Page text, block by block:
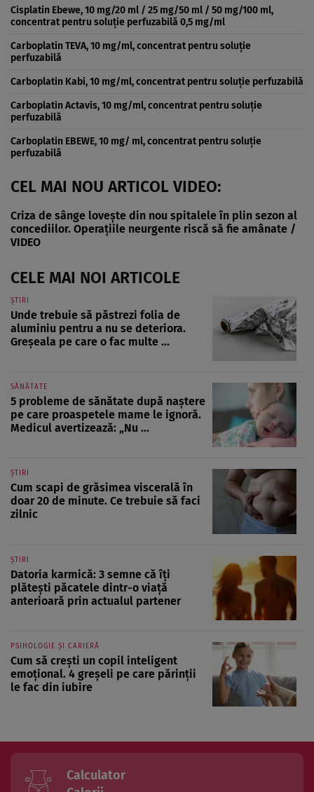
Cisplatin Ebewe, 10 mg/20 ml / 25 mg/50 ml / 50 mg/100 ml,
concentrat pentru soluţie perfuzabilă 0,5 mg/ml
Carboplatin TEVA, 10 mg/ml, concentrat pentru soluţie
perfuzabilă
Carboplatin Kabi, 10 mg/ml, concentrat pentru soluţie perfuzabilă
Carboplatin Actavis, 10 mg/ml, concentrat pentru soluţie
perfuzabilă
Carboplatin EBEWE, 10 mg/ ml, concentrat pentru soluţie
perfuzabilă
CEL MAI NOU ARTICOL VIDEO:
Criza de sânge lovește din nou spitalele în plin sezon al
concediilor. Operațiile neurgente riscă să fie amânate /
VIDEO
CELE MAI NOI ARTICOLE
ȘTIRI
Unde trebuie să păstrezi folia de
aluminiu pentru a nu se deteriora.
Greșeala pe care o fac multe ...
SĂNĂTATE
5 probleme de sănătate după naștere
pe care proaspetele mame le ignoră.
Medicul avertizează: „Nu ...
ȘTIRI
Cum scapi de grăsimea viscerală în
doar 20 de minute. Ce trebuie să faci
zilnic
ȘTIRI
Datoria karmică: 3 semne că îți
plătești păcatele dintr-o viață
anterioară prin actualul partener
PSIHOLOGIE ȘI CARIERĂ
Cum să crești un copil inteligent
emoțional. 4 greșeli pe care părinții
le fac din iubire
Calculator